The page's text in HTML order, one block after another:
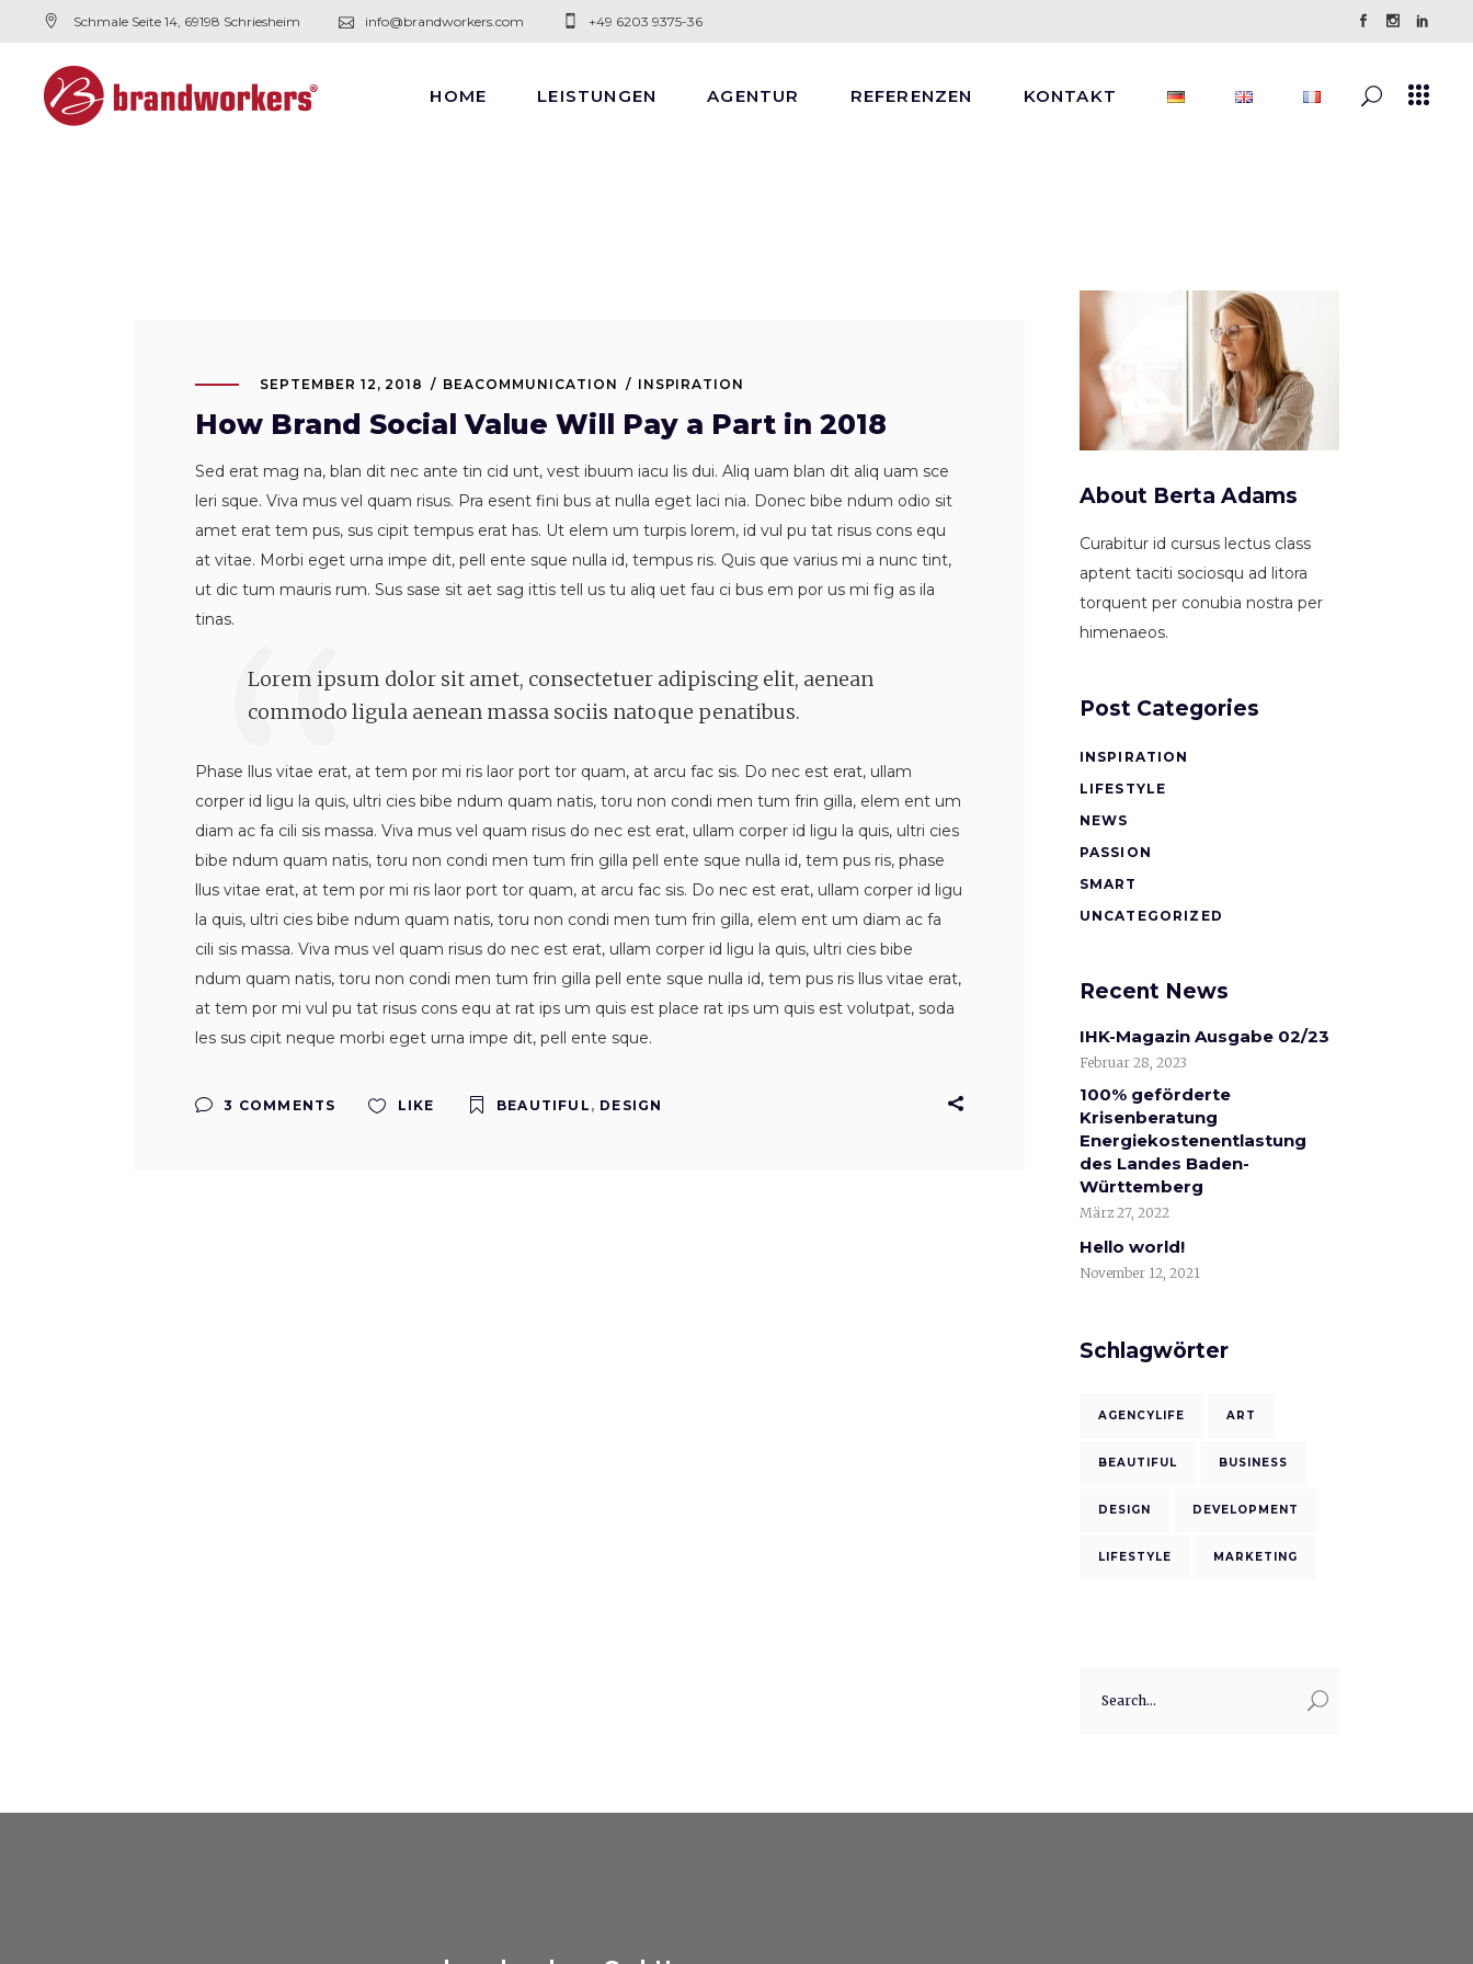
Schmale Seite 14, 69198 Schriesheim info@brandworkers.com +49 6203 9375-36
HOME LEISTUNGEN AGENTUR REFERENZEN KONTAKT
SEPTEMBER 12, 2018 BEACOMMUNICATION INSPIRATION
How Brand Social Value Will Pay a Part in 2018
Sed erat mag na, blan dit nec ante tin cid unt, vest ibuum iacu lis dui. Aliq uam blan dit aliq uam sce
leri sque. Viva mus vel quam risus. Pra esent fini bus at nulla eget laci nia. Donec bibe ndum odio sit
amet erat tem pus, sus cipit tempus erat has. Ut elem um turpis lorem, id vul pu tat risus cons equ
at vitae. Morbi eget urna impe dit, pell ente sque nulla id, tempus ris. Quis que varius mi a nunc tint,
ut dic tum mauris rum. Sus sase sit aet sag ittis tell us tu aliq uet fau ci bus em por us mi fig as ila
tinas.
Lorem ipsum dolor sit amet, consectetuer adipiscing elit, aenean
commodo ligula aenean massa sociis natoque penatibus.
Phase llus vitae erat, at tem por mi ris laor port tor quam, at arcu fac sis. Do nec est erat, ullam
corper id ligu la quis, ultri cies bibe ndum quam natis, toru non condi men tum frin gilla, elem ent um
diam ac fa cili sis massa. Viva mus vel quam risus do nec est erat, ullam corper id ligu la quis, ultri cies
bibe ndum quam natis, toru non condi men tum frin gilla pell ente sque nulla id, tem pus ris, phase
llus vitae erat, at tem por mi ris laor port tor quam, at arcu fac sis. Do nec est erat, ullam corper id ligu
la quis, ultri cies bibe ndum quam natis, toru non condi men tum frin gilla, elem ent um diam ac fa
cili sis massa. Viva mus vel quam risus do nec est erat, ullam corper id ligu la quis, ultri cies bibe
ndum quam natis, toru non condi men tum frin gilla pell ente sque nulla id, tem pus ris llus vitae erat,
at tem por mi vul pu tat risus cons equ at rat ips um quis est place rat ips um quis est volutpat, soda
les sus cipit neque morbi eget urna impe dit, pell ente sque.
3 COMMENTS LIKE BEAUTIFUL , DESIGN
About Berta Adams
Curabitur id cursus lectus class
aptent taciti sociosqu ad litora
torquent per conubia nostra per
himenaeos.
Post Categories
INSPIRATION
LIFESTYLE
NEWS
PASSION
SMART
UNCATEGORIZED
Recent News
IHK-Magazin Ausgabe 02/23
Februar 28, 2023
100% geförderte
Krisenberatung
Energiekostenentlastung
des Landes Baden-
Württemberg
März 27, 2022
Hello world!
November 12, 2021
Schlagwörter
AGENCYLIFE ART
BEAUTIFUL BUSINESS
DESIGN DEVELOPMENT
LIFESTYLE MARKETING
for: